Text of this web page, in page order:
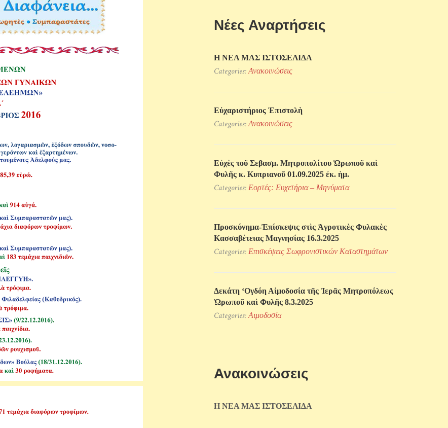
Νέες Αναρτήσεις
Η ΝΕΑ ΜΑΣ ΙΣΤΟΣΕΛΙΔΑ
Categories:Ανακοινώσεις
Εὐχαριστήριος Ἐπιστολὴ
Categories:Ανακοινώσεις
Εὐχὲς τοῦ Σεβασμ. Μητροπολίτου Ὠρωποῦ καὶ
Φυλῆς κ. Κυπριανοῦ 01.09.2025 ἐκ. ἡμ.
Categories: Εορτές: Ευχετήρια – Μηνύματα
Προσκύνηµα-Ἐπίσκεψις στὶς Ἀγροτικὲς Φυλακὲς
Κασσαβέτειας Μαγνησίας 16.3.2025
Categories: Επισκέψεις Σωφρονιστικών Kαταστημάτων
Δεκάτη ‘Ογδόη Αἱμοδοσία τῆς Ἱερᾶς Μητροπόλεως
Ὠρωποῦ καὶ Φυλῆς 8.3.2025
Categories:Αιμοδοσία
Ανακοινώσεις
Η ΝΕΑ ΜΑΣ ΙΣΤΟΣΕΛΙΔΑ